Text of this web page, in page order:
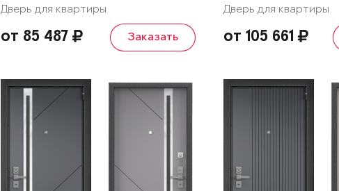
Дверь для квартиры
от 85 487 Заказать
Дверь для квартиры
от 105 661